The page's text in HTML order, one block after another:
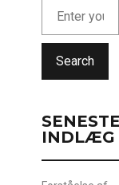
Search
INDLÆG